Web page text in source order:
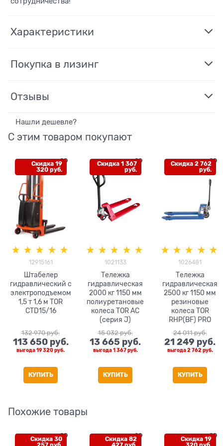
Характеристики
Покупка в лизинг
Отзывы
Нашли дешевле?
С этим товаром покупают
Скидка 19
320 руб.
12915161
Штабелер
гидравлический с
электроподъемом
1,5 т 1,6 м TOR
CTD15/16
132 970 руб.
113 650 руб.
выгода19 320 руб.
КУПИТЬ
Скидка 1 367
руб.
1021133
Тележка
гидравлическая
2000 кг 1150 мм
полиуретановые
колеса TOR AC
(серия J)
15 032 руб.
13 665 руб.
выгода1 367 руб.
КУПИТЬ
Скидка 2 762
руб.
1026481
Тележка
гидравлическая
2500 кг 1150 мм
резиновые
колеса TOR
RHP(BF) PRO
24 011 руб.
21 249 руб.
выгода2 762 руб.
КУПИТЬ
Похожие товары
Скидка 30
Скидка 82
Скидка 19